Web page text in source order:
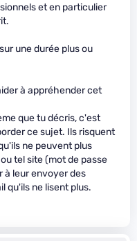
et en particulier
une durée plus ou
à appréhender cet
que tu décris, c'est
ce sujet. Ils risquent
ne peuvent plus
tel site (mot de passe
à leur envoyer des
qu'ils ne lisent plus.